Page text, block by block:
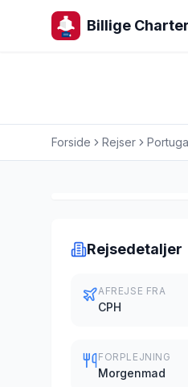
Billige
Forside Rejser
Rejsedetaljer
AFREJSE FRA
CPH
FORPLEJNING
Morgenmad